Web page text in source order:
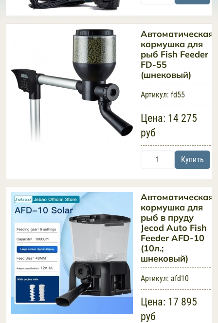
Автоматическая
кормушка для
рыб Fish Feeder
FD-55
(шнековый)
Артикул: fd55
Цена: 14 275
руб
Купить
Автоматическая
кормушка для
рыб в пруду
Jecod Auto Fish
Feeder AFD-10
(10л.;
шнековый)
Артикул: afd10
Цена: 17 895
руб